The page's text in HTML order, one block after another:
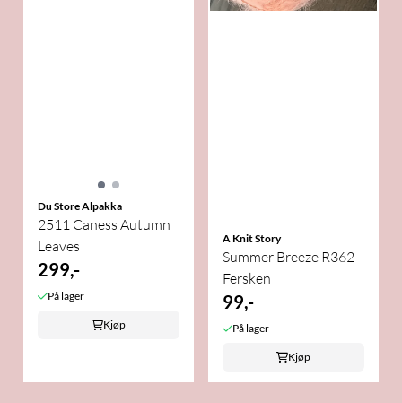
Du Store Alpakka
2511 Caness Autumn
Leaves
299,-
På lager
Kjøp
A Knit Story
Summer Breeze R362
Fersken
99,-
På lager
Kjøp